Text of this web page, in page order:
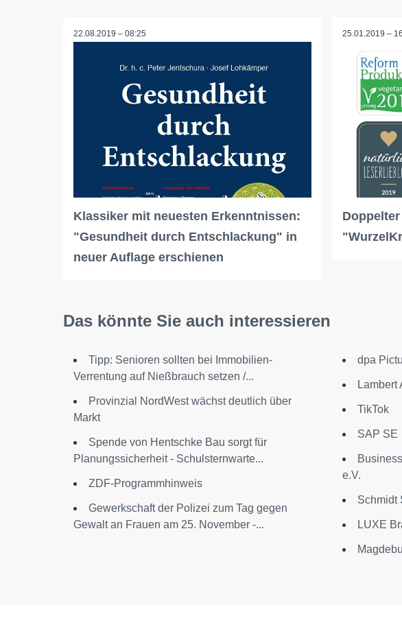
22.08.2019 – 08:25
Klassiker mit neuesten Erkenntnissen:
"Gesundheit durch Entschlackung" in
neuer Auflage erschienen
25.01.2019 –
Das könnte Sie auch interessieren
Tipp: Senioren sollten bei Immobilien-
Verrentung auf Nießbrauch setzen /...
Provinzial NordWest wächst deutlich über
Markt
Spende von Hentschke Bau sorgt für
Planungssicherheit - Schulsternwarte...
ZDF-Programmhinweis
Gewerkschaft der Polizei zum Tag gegen
Gewalt an Frauen am 25. November -...
dpa
Lambert
TikTok
SAP SE
e.V.
Schmidt
LUXE